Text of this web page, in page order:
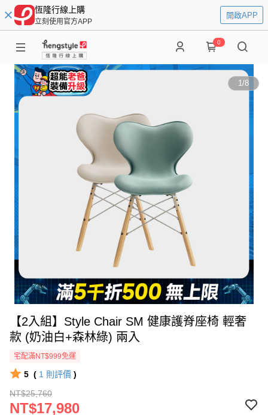
恆隆行線上購
立刻使用官方APP
開啟APP
0
1/8
【2入組】Style Chair SM 健康護脊座椅 輕奢
款 (奶油白+森林綠) 兩入
宅配滿NT$999免運
5 ( 1 則評價 )
NT$25,760
NT$17,980